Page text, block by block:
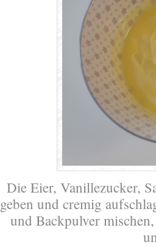
Die Eier, Vanillezucker,
geben und cremig
und Backpulver